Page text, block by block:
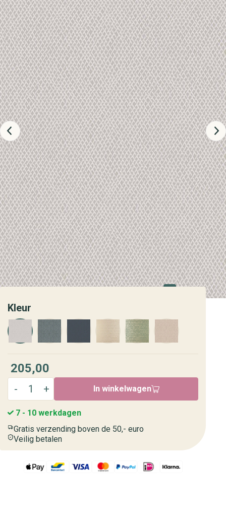
Kleur
205,00
In winkelwagen
7 - 10 werkdagen
Gratis verzending boven de 50,- euro
Veilig betalen